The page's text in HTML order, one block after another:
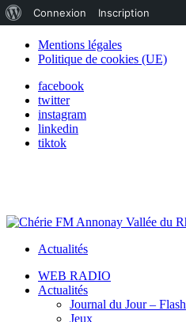
Mentions légales
Politique de cookies (UE)
facebook
twitter
instagram
linkedin
tiktok
Actualités
WEB RADIO
Actualités
Journal du Jour – Flash
Jeux
de
WordPress
Connexion Inscription